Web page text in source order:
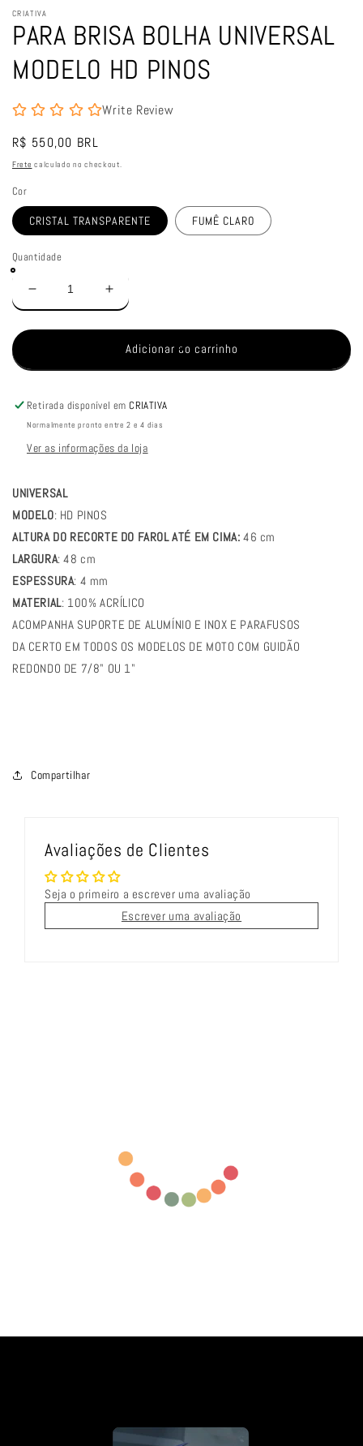
CRIATIVA
PARA BRISA BOLHA UNIVERSAL
MODELO HD PINOS
Write Review
Preço
normal
R$ 550,00 BRL
Frete calculado no checkout.
Cor
CRISTAL TRANSPARENTE FUMÊ CLARO
Quantidade
Diminuir
a
quantidade
BOLHA
UNIVERSAL
MODELO
HD
Aumentar
a
quantidade
BOLHA
UNIVERSAL
MODELO
HD
Adicionar ao carrinho
Retirada disponível emCRIATIVA
Normalmente pronto entre 2 e 4 dias
Ver as informações da loja
UNIVERSAL
MODELO: HD PINOS
ALTURA DO RECORTE DO FAROL ATÉ EM CIMA: 46 cm
LARGURA: 48 cm
ESPESSURA: 4 mm
MATERIAL: 100% ACRÍLICO
ACOMPANHA SUPORTE DE ALUMÍNIO E INOX E PARAFUSOS
DA CERTO EM TODOS OS MODELOS DE MOTO COM GUIDÃO
REDONDO DE 7/8" OU 1"
Compartilhar
Avaliações de Clientes
Seja o primeiro a escrever uma avaliação
Escrever uma avaliação